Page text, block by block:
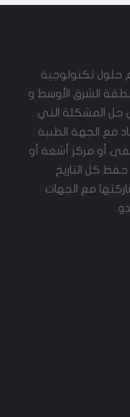
تكنولوجية
الأوسط و
المشكلة التي
الجهة الطبية
مركز أشعة أو
كل التاريخ
مع الجهات